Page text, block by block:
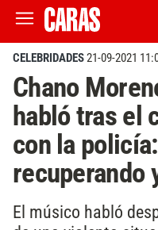
CELEBRIDADES21-09-2021
Chano
habló tras el
con la
recuperando
El músico habló